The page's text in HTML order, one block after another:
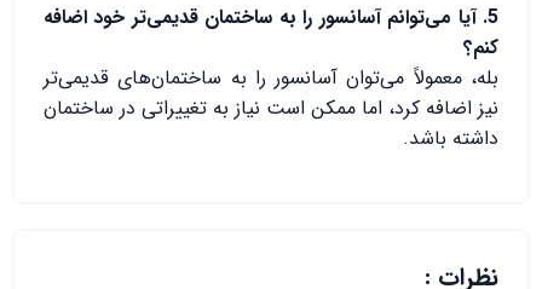
5. آیا می‌توانم آسانسور را به ساختمان قدیمی‌تر خود اضافه
کنم؟
بله، معمولاً می‌توان آسانسور را به ساختمان‌های قدیمی‌تر
نیز اضافه کرد، اما ممکن است نیاز به تغییراتی در ساختمان
داشته باشد.
نظرات :